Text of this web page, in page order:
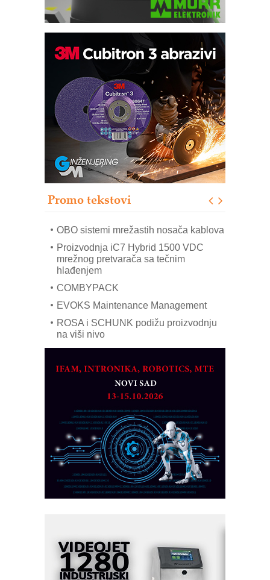
Promo tekstovi
Potpuna efikasnost bez složenih
sistema
Trajna oznaka kao dugoročna korist
Bezbednost na prvom mestu!
IB BLUMENAUER - više od 40 godina
poverenja u industriji
RMQ-TITAN ADVANCED INDICATOR
– Pametna signalizacija za efikasnije
upravljanje mašinama
Mitutoyo Crysta-Apex V PLUS: Nova
OBO sistemi mrežastih nosača kablova
Proizvodnja iC7 Hybrid 1500 VDC
mrežnog pretvarača sa tečnim
hlađenjem
COMBYPACK
EVOKS Maintenance Management
ROSA i SCHUNK podižu proizvodnju
na viši nivo
MAREX - Lim i mašine za savremena
Marcom-plast d.o.o.- vaš pouzdan
partner
CTO - Prilagodite svoju toplinsku
obradu!
Razvoj asortimanskog pravca MINI-
PLC AKYTEC
AUKOM: Svetski standard metrologije
dostupan u Srbiji
I.SAFE MOBILE revolucioniše
industrijsku automatizaciju
pionirskimmobile operator PANEL-OM